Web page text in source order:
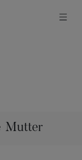
Mutter